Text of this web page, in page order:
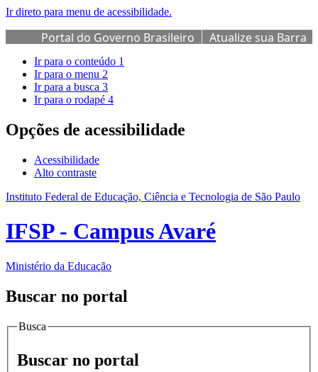
Ir direto para menu de acessibilidade.
Portal do Governo Brasileiro
Atualize sua Barra
de Governo
Ir para o conteúdo 1
Ir para o menu 2
Ir para a busca 3
Ir para o rodapé 4
Opções de acessibilidade
Acessibilidade
Alto contraste
Instituto Federal de Educação, Ciência e Tecnologia de São Paulo
IFSP - Campus Avaré
Ministério da Educação
Buscar no portal
Busca
Buscar no portal